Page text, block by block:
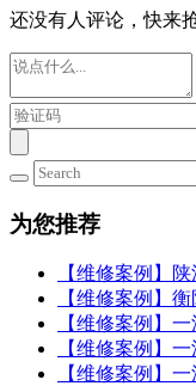
还没有人评论，快来
为您推荐
【维修案例】
【维修案例】
【维修案例】
【维修案例】
【维修案例】